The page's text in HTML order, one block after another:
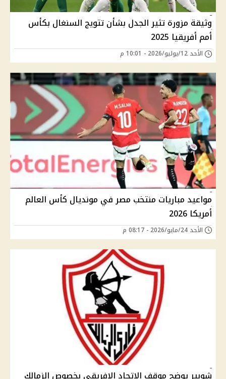
وثيقة مزورة تثير الجدل بشأن تتويج السنغال بكأس
أمم أفريقيا 2025
الأحد 12/يوليو/2026 - 10:01 م
مواعيد مباريات منتخب مصر في مونديال كأس العالم
أمريكا 2026
الأحد 24/مايو/2026 - 08:17 م
شوبير يوضح موقف الاتحاد الإفريقي بخصوص الزمالك